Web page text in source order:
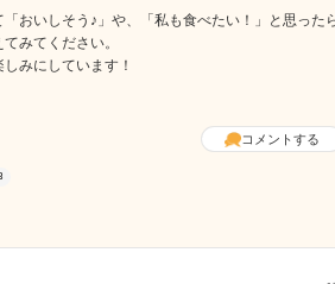
おいしそう♪」や、「私も食べたい！」と思った
みてください。
みにしています！
コメントする